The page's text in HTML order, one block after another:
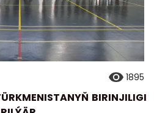
1895
BIRINJILIGI